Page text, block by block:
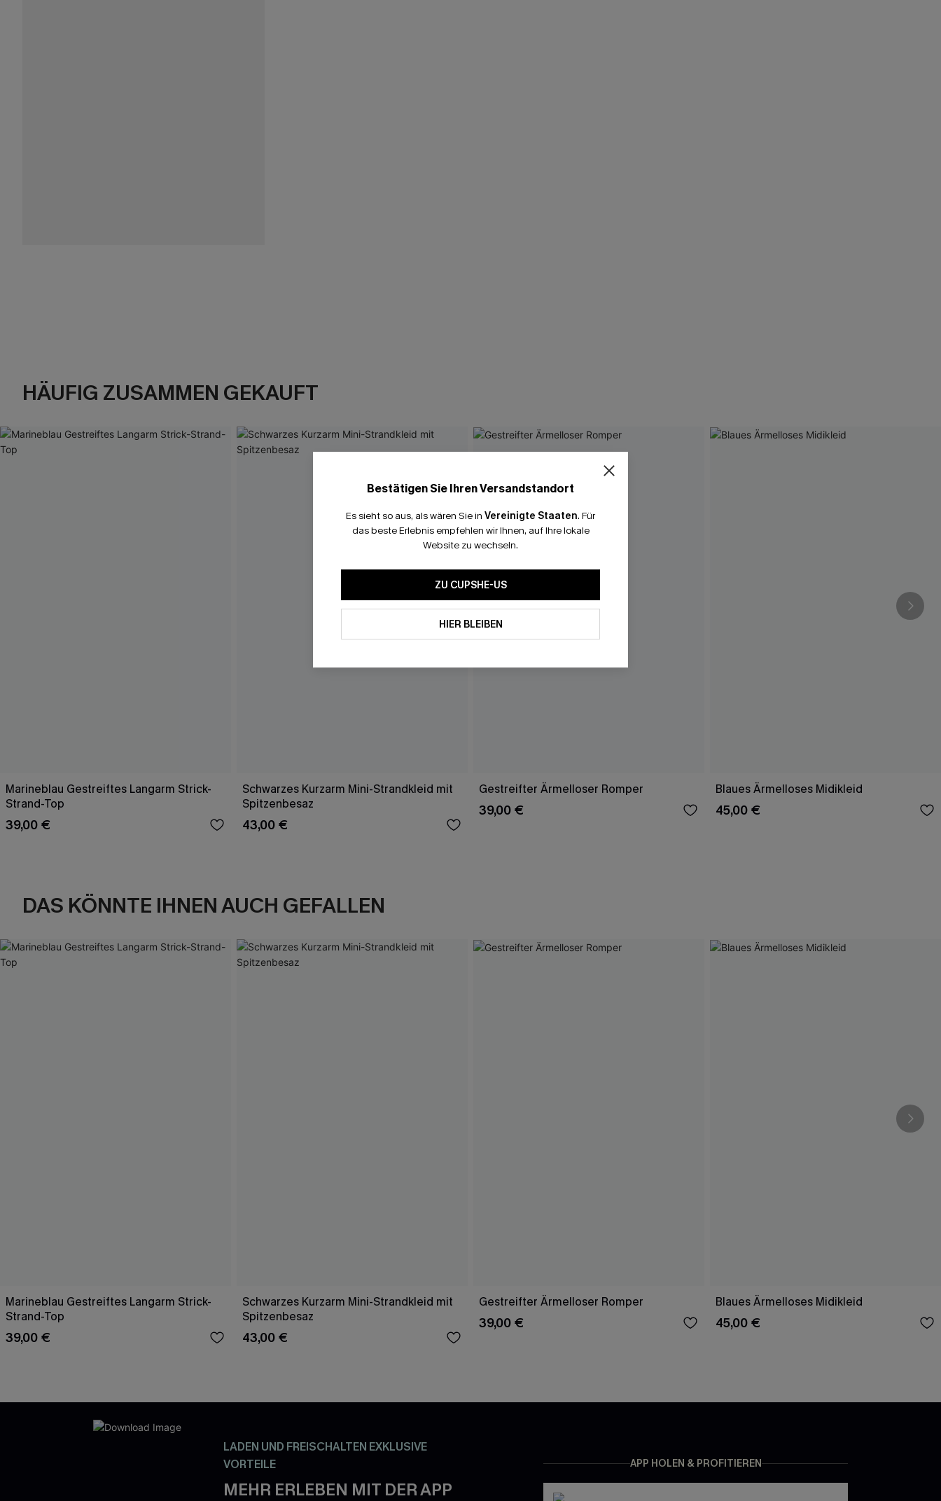
HÄUFIG ZUSAMMEN GEKAUFT
Marineblau Gestreiftes Langarm Strick-
Strand-Top
39,00 €
Schwarzes Kurzarm Mini-Strandkleid mit
Spitzenbesaz
43,00 €
Gestreifter Ärmelloser Romper
39,00 €
Blaues Ärmelloses Midikleid
45,00 €
DAS KÖNNTE IHNEN AUCH GEFALLEN
Marineblau Gestreiftes Langarm Strick-
Strand-Top
39,00 €
Schwarzes Kurzarm Mini-Strandkleid mit
Spitzenbesaz
43,00 €
Gestreifter Ärmelloser Romper
39,00 €
Blaues Ärmelloses Midikleid
45,00 €
LADEN UND FREISCHALTEN EXKLUSIVE
VORTEILE
MEHR ERLEBEN MIT DER APP
APP HOLEN & PROFITIEREN
Bestätigen Sie Ihren Versandstandort
Es sieht so aus, als wären Sie in Vereinigte Staaten. Für
das beste Erlebnis empfehlen wir Ihnen, auf Ihre lokale
Website zu wechseln.
ZU CUPSHE-US
HIER BLEIBEN